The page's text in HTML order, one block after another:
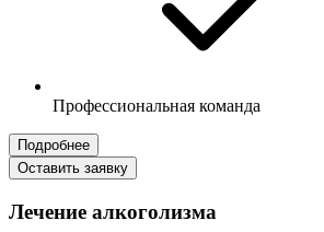
Профессиональная команда
Подробнее
Оставить заявку
Лечение алкоголизма